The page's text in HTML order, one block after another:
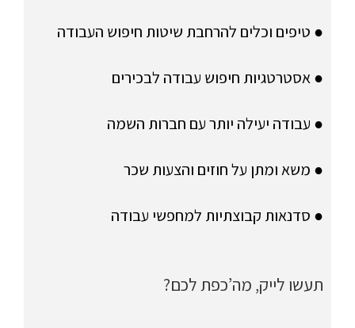
● טיפים וכלים להרחבת שיטות חיפוש העבודה
● אסטרטגיות חיפוש עבודה לבכירים
● עבודה יעילה יותר עם חברות השמה
● משא ומתן על חוזים והצעות שכר
● סדנאות קבוצתיות למחפשי עבודה
תעשו לייק, מה’כפת לכם?